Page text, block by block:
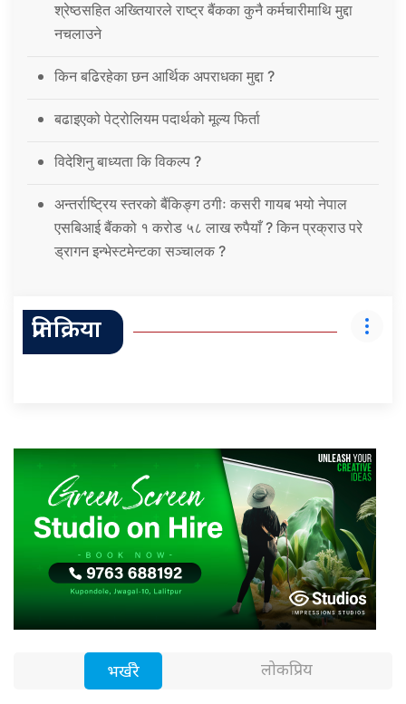
श्रेष्ठसहित अख्तियारले राष्ट्र बैंकका कुनै कर्मचारीमाथि मुद्दा
नचलाउने
किन बढिरहेका छन आर्थिक अपराधका मुद्दा ?
बढाइएको पेट्रोलियम पदार्थको मूल्य फिर्ता
विदेशिनु बाध्यता कि विकल्प ?
अन्तर्राष्ट्रिय स्तरको बैंकिङ्ग ठगीः कसरी गायब भयो नेपाल
एसबिआई बैंकको १ करोड ५८ लाख रुपैयाँ ? किन प्रक्राउ परे
ड्रागन इन्भेस्टमेन्टका सञ्चालक ?
प्रतिक्रिया
भर्खरै लोकप्रिय